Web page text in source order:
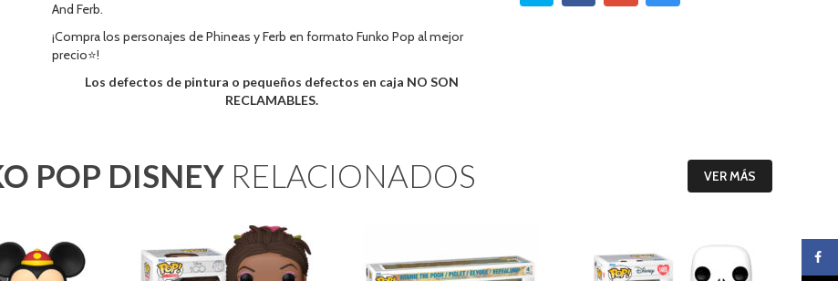
And Ferb.
¡Compra los personajes de Phineas y Ferb en formato Funko Pop al mejor
precio⭐!
Los defectos de pintura o pequeños defectos en caja NO SON
RECLAMABLES.
POP DISNEY RELACIONADOS VER MÁS